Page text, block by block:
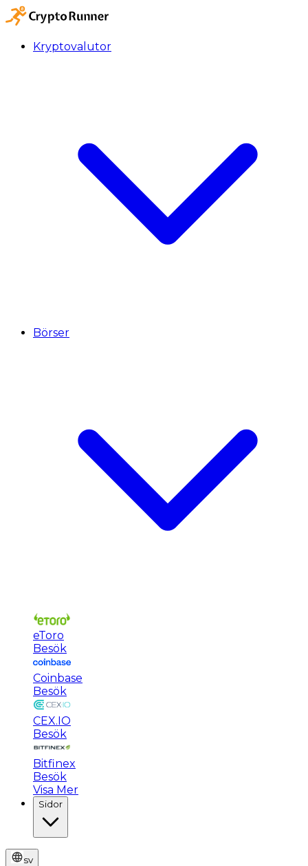
Kryptovalutor
Börser
eToro
Besök
Coinbase
Besök
CEX.IO
Besök
Bitfinex
Besök
Visa Mer
Sidor
sv